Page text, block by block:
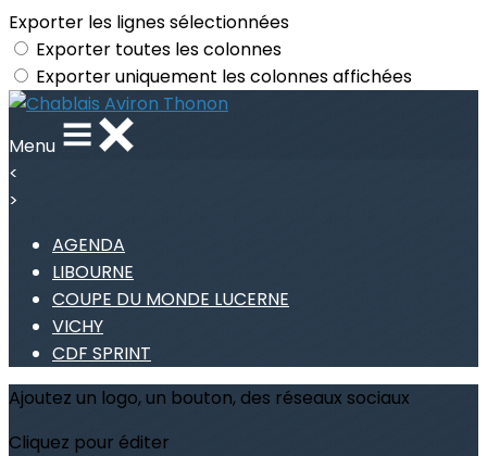
Exporter les lignes sélectionnées
Exporter toutes les colonnes
Exporter uniquement les colonnes affichées
Menu
<
>
AGENDA
LIBOURNE
COUPE DU MONDE LUCERNE
VICHY
CDF SPRINT
Ajoutez un logo, un bouton, des réseaux sociaux
Cliquez pour éditer